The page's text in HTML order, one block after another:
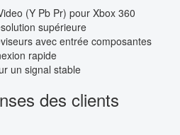
(Y Pb Pr) pour Xbox 360
supérieure
avec entrée composantes
rapide
un signal stable
des clients